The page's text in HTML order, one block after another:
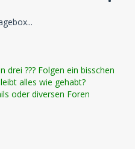
drei ??? Folgen ein bisschen
alles wie gehabt?
oder diversen Foren